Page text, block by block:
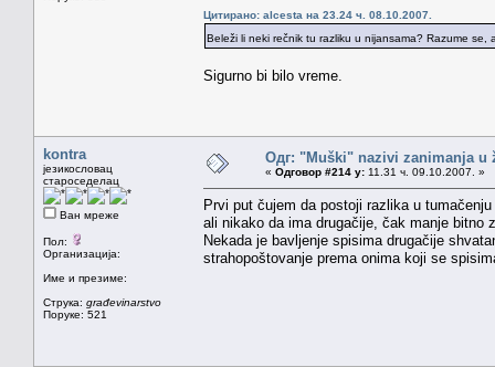
Цитирано: alcesta на 23.24 ч. 08.10.2007.
Beleži li neki rečnik tu razliku u nijansama? Razume
Sigurno bi bilo vreme.
kontra
језикословац
староседелац
Ван мреже
Пол:
Организација:
Име и презиме:
Струка: građevinarstvo
Поруке: 521
Одг: "Muški" nazivi zanimanja u
« Одговор #214 у: 11.31 ч. 09.10.2007. »
Prvi put čujem da postoji razlika u
ali nikako da ima drugačije, čak manje bitno
Nekada je bavljenje spisima drugačije
strahopoštovanje prema onima koji se